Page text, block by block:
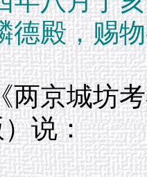
德殿，赐
两京城坊
说：